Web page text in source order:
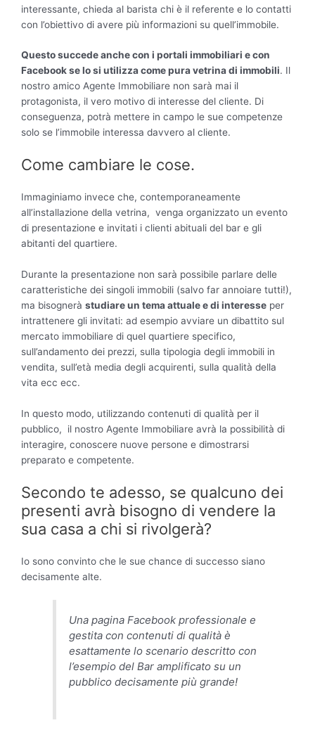
interessante, chieda al barista chi è il referente e lo contatti
con l’obiettivo di avere più informazioni su quell’immobile.
Questo succede anche con i portali immobiliari e con
Facebook se lo si utilizza come pura vetrina di immobili. Il
nostro amico Agente Immobiliare non sarà mai il
protagonista, il vero motivo di interesse del cliente. Di
conseguenza, potrà mettere in campo le sue competenze
solo se l’immobile interessa davvero al cliente.
Come cambiare le cose.
Immaginiamo invece che, contemporaneamente
all’installazione della vetrina, venga organizzato un evento
di presentazione e invitati i clienti abituali del bar e gli
abitanti del quartiere.
Durante la presentazione non sarà possibile parlare delle
caratteristiche dei singoli immobili (salvo far annoiare tutti!),
ma bisognerà studiare un tema attuale e di interesse per
intrattenere gli invitati: ad esempio avviare un dibattito sul
mercato immobiliare di quel quartiere specifico,
sull’andamento dei prezzi, sulla tipologia degli immobili in
vendita, sull’età media degli acquirenti, sulla qualità della
vita ecc ecc.
In questo modo, utilizzando contenuti di qualità per il
pubblico, il nostro Agente Immobiliare avrà la possibilità di
interagire, conoscere nuove persone e dimostrarsi
preparato e competente.
Secondo te adesso, se qualcuno dei
presenti avrà bisogno di vendere la
sua casa a chi si rivolgerà?
Io sono convinto che le sue chance di successo siano
decisamente alte.
Una pagina Facebook professionale e
gestita con contenuti di qualità è
esattamente lo scenario descritto con
l’esempio del Bar amplificato su un
pubblico decisamente più grande!